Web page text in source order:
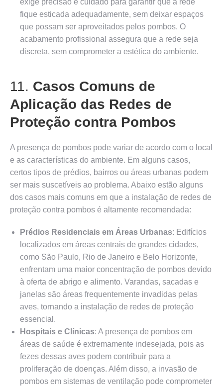
exige precisão e cuidado para garantir que a rede
fique esticada adequadamente, sem deixar espaços
que possam ser aproveitados pelos pombos. O
acabamento profissional assegura que a rede seja
discreta, sem comprometer a estética do ambiente.
11. Casos Comuns de
Aplicação das Redes de
Proteção contra Pombos
A presença de pombos pode variar de acordo com o local
e as características do ambiente. Em alguns casos,
certos tipos de prédios, bairros ou áreas urbanas podem
ser mais suscetíveis ao problema. Abaixo estão alguns
dos casos mais comuns em que a instalação de redes de
proteção contra pombos é altamente recomendada:
Prédios Residenciais em Áreas Urbanas: Edifícios
localizados em áreas centrais de grandes cidades,
como São Paulo, Rio de Janeiro e Belo Horizonte,
enfrentam uma maior concentração de pombos devido
à oferta de abrigo e alimento. Varandas, sacadas e
janelas são áreas frequentemente invadidas pelas
aves, tornando a instalação de redes de proteção
essencial.
Hospitais e Clínicas: A presença de pombos em
áreas de saúde é extremamente indesejada, pois as
fezes dessas aves podem contribuir para a
proliferação de doenças. Além disso, a invasão de
pombos em sistemas de ventilação pode comprometer